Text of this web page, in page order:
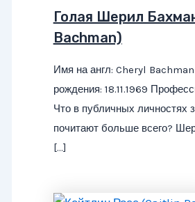
Голая Шерил
Bachman)
Имя на англ: Cheryl
рождения: 18.11.1969
Что в публичных личностях
почитают больше всего?
[…]